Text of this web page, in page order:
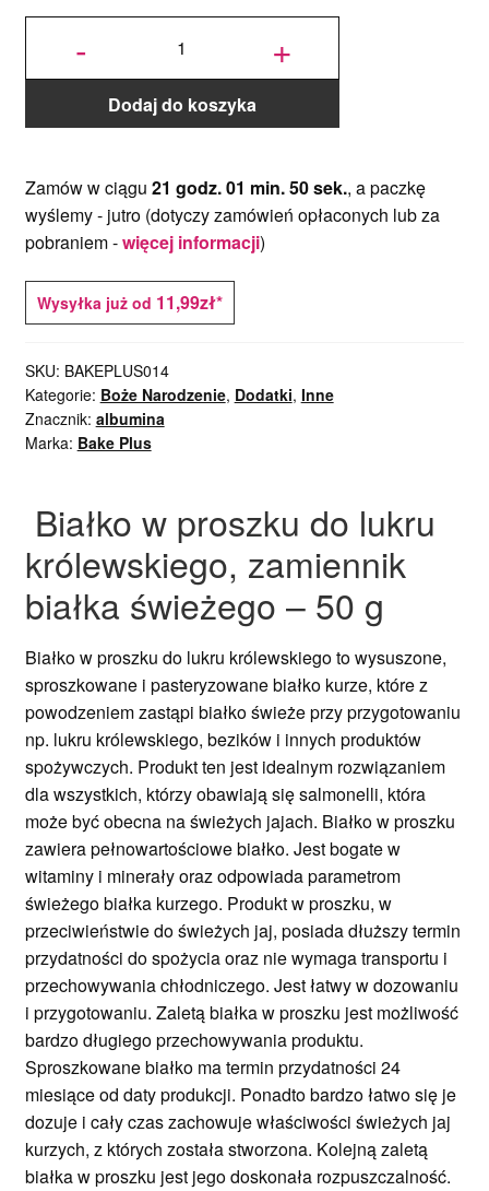
-
ilość Białko
królewskiego +
Dodaj do koszyka
Zamów w ciągu 21 godz. 01 min. 50 sek., a paczkę
wyślemy - jutro(dotyczy zamówień opłaconych lub za
pobraniem -więcej informacji)
Wysyłka już od 11,99zł*
SKU: BAKEPLUS014
Kategorie: Boże Narodzenie, Dodatki, Inne
Znacznik: albumina
Marka: Bake Plus
Białko w proszku do lukru
królewskiego, zamiennik
białka świeżego – 50 g
Białko w proszku do lukru królewskiego to wysuszone,
sproszkowane i pasteryzowane białko kurze, które z
powodzeniem zastąpi białko świeże przy przygotowaniu
np. lukru królewskiego, bezików i innych produktów
spożywczych. Produkt ten jest idealnym rozwiązaniem
dla wszystkich, którzy obawiają się salmonelli, która
może być obecna na świeżych jajach. Białko w proszku
zawiera pełnowartościowe białko. Jest bogate w
witaminy i minerały oraz odpowiada parametrom
świeżego białka kurzego. Produkt w proszku, w
przeciwieństwie do świeżych jaj, posiada dłuższy termin
przydatności do spożycia oraz nie wymaga transportu i
przechowywania chłodniczego. Jest łatwy w dozowaniu
i przygotowaniu. Zaletą białka w proszku jest możliwość
bardzo długiego przechowywania produktu.
Sproszkowane białko ma termin przydatności 24
miesiące od daty produkcji. Ponadto bardzo łatwo się je
dozuje i cały czas zachowuje właściwości świeżych jaj
kurzych, z których została stworzona. Kolejną zaletą
białka w proszku jest jego doskonała rozpuszczalność.